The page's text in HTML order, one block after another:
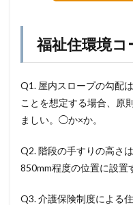
福祉住環境
Q1. 屋内スロープの勾配
ことを想定する場合、原
ましい。◯か×か。
Q2. 階段の手すりの高さ
850mm程度の位置に設置
Q3. 介護保険制度による